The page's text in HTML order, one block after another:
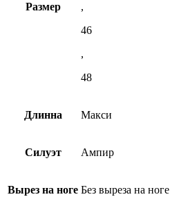
Размер
,
46
,
48
Длинна Макси
Силуэт Ампир
Вырез на ноге Без выреза на ноге